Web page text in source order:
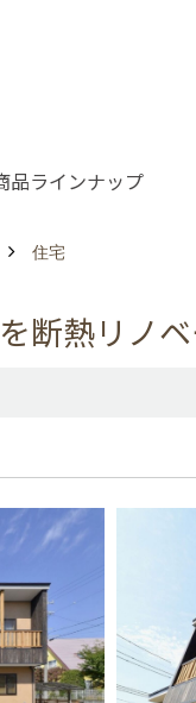
品ラインナップ
住宅
断熱リノ